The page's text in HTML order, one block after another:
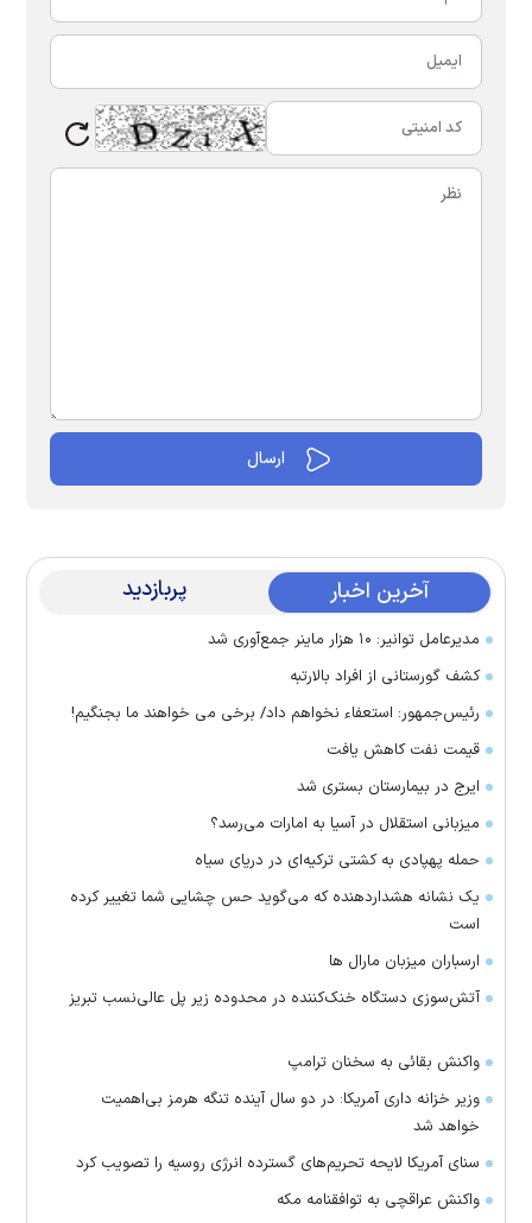
آخرین اخبار پربازدید
مدیرعامل توانیر: ۱۰ هزار ماینر جمع‌آوری شد
کشف گورستانی از افراد بالارتبه
رئیس‌جمهور: استعفاء نخواهم داد/ برخی می خواهند ما بجنگیم!
قیمت نفت کاهش یافت
ایرج در بیمارستان بستری شد
میزبانی استقلال در آسیا به امارات می‌رسد؟
حمله پهپادی به کشتی ترکیه‌ای در دریای سیاه
یک نشانه هشداردهنده که می‌گوید حس چشایی شما تغییر کرده
است
ارسباران میزبان مارال ها
آتش‌سوزی دستگاه خنک‌کننده در محدوده زیر پل عالی‌نسب تبریز
واکنش بقائی به سخنان ترامپ
وزیر خزانه داری آمریکا: در دو سال آینده تنگه هرمز بی‌اهمیت
خواهد شد
سنای آمریکا لایحه تحریم‌های گسترده انرژی روسیه را تصویب کرد
واکنش عراقچی به توافقنامه مکه